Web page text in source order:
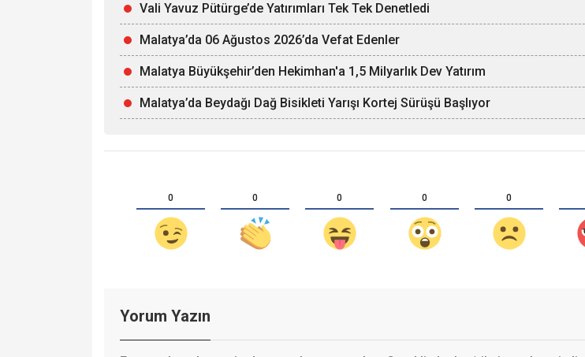
Vali Yavuz Pütürge’de Yatırımları Tek Tek Denetledi
Malatya’da 06 Ağustos 2026’da Vefat Edenler
Malatya Büyükşehir’den Hekimhan'a 1,5 Milyarlık Dev Yatırım
Malatya’da Beydağı Dağ Bisikleti Yarışı Kortej Sürüşü Başlıyor
0 0 0 0 0
Yorum Yazın